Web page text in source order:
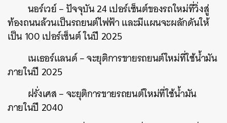
​ นอร์เวย์ – ปัจจุบัน 24 เปอร์เซ็นต์ของรถใหม่ที่วิ่งสู่
ท้องถนนล้วนเป็นรถยนต์ไฟฟ้า และมีแผนจะผลักดันให้
เป็น 100 เปอร์เซ็นต์ ในปี 2025
​ เนเธอร์แลนด์ – จะยุติการขายรถยนต์ใหม่ที่ใช้น้ำมัน
ภายในปี 2025
​ ฝรั่งเศส – จะยุติการขายรถยนต์ใหม่ที่ใช้น้ำมัน
ภายในปี 2040